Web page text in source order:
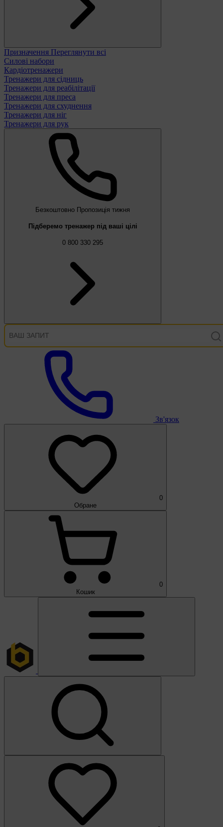
Призначення Переглянути всі
Силові набори
Кардіотренажери
Тренажери для сідниць
Тренажери для реабілітації
Тренажери для преса
Тренажери для схуднення
Тренажери для ніг
Тренажери для рук
Безкоштовно Пропозиція тижня
Підберемо тренажер під ваші цілі
0 800 330 295
Зв'язок
0
Обране
0
Кошик